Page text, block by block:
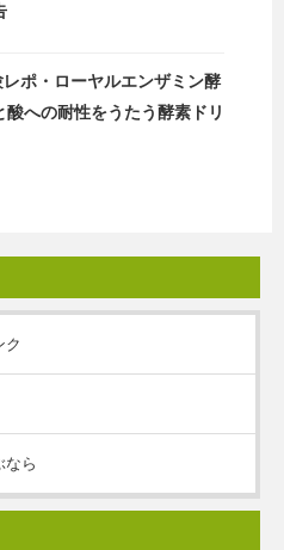
レポ・ローヤルエンザミン酵
酸への耐性をうたう酵素ドリ
ク
なら